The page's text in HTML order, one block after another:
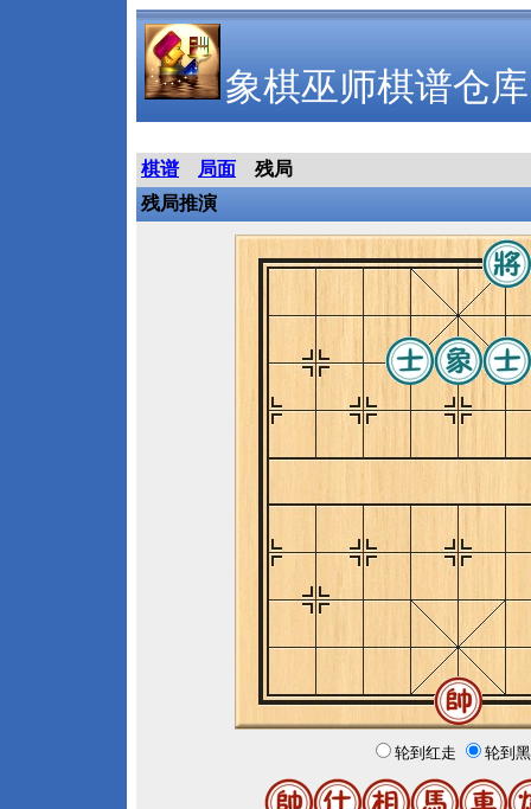
象棋巫师棋谱仓库
棋谱 局面
残局
残局推演
轮到红走 轮到